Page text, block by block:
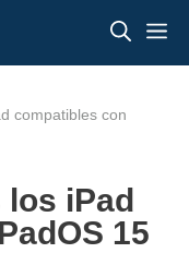
compatibles con
iPad
15